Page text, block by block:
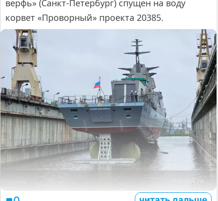
верфь» (Санкт-Петербург) спущен на воду
корвет «Проворный» проекта 20385.
© aoosk.ru